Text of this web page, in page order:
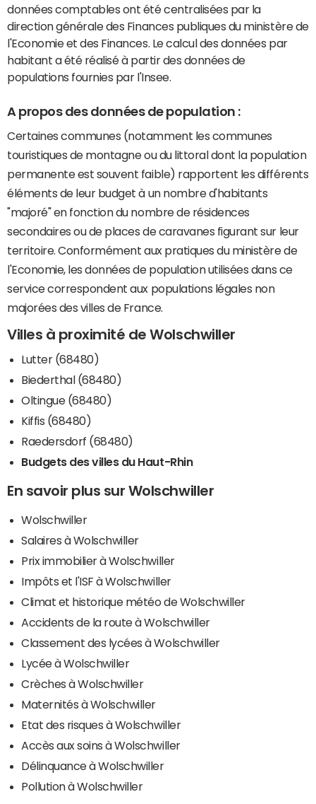
données comptables ont été centralisées par la
direction générale des Finances publiques du ministère de
l'Economie et des Finances. Le calcul des données par
habitant a été réalisé à partir des données de
populations fournies par l'Insee.
A propos des données de population :
Certaines communes (notamment les communes
touristiques de montagne ou du littoral dont la population
permanente est souvent faible) rapportent les différents
éléments de leur budget à un nombre d'habitants
"majoré" en fonction du nombre de résidences
secondaires ou de places de caravanes figurant sur leur
territoire. Conformément aux pratiques du ministère de
l'Economie, les données de population utilisées dans ce
service correspondent aux populations légales non
majorées des villes de France.
Villes à proximité de Wolschwiller
Lutter (68480)
Biederthal (68480)
Oltingue (68480)
Kiffis (68480)
Raedersdorf (68480)
Budgets des villes du Haut-Rhin
En savoir plus sur Wolschwiller
Wolschwiller
Salaires à Wolschwiller
Prix immobilier à Wolschwiller
Impôts et l'ISF à Wolschwiller
Climat et historique météo de Wolschwiller
Accidents de la route à Wolschwiller
Classement des lycées à Wolschwiller
Lycée à Wolschwiller
Crèches à Wolschwiller
Maternités à Wolschwiller
Etat des risques à Wolschwiller
Accès aux soins à Wolschwiller
Délinquance à Wolschwiller
Pollution à Wolschwiller